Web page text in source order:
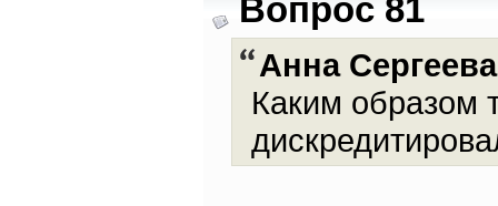
Вопрос 81
Анна Сергеева
Каким образом